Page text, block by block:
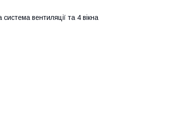
вентиляції та 4 вікна